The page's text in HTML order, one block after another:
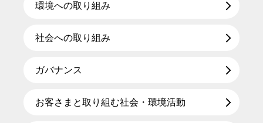
環境への取り組み
社会への取り組み
ガバナンス
お客さまと取り組む社会・環境活動